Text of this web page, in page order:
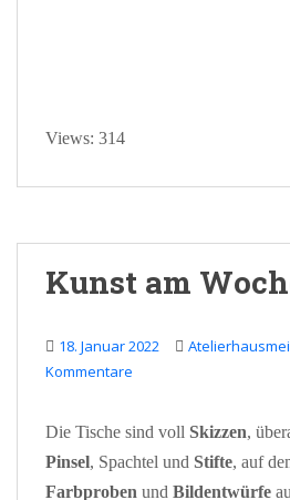
Views: 314
Kunst am
18. Januar 2022
Kommentare
Die Tische sind voll Skizzen,
Pinsel, Spachtel und Stifte, auf
Farbproben und Bildentwürfe